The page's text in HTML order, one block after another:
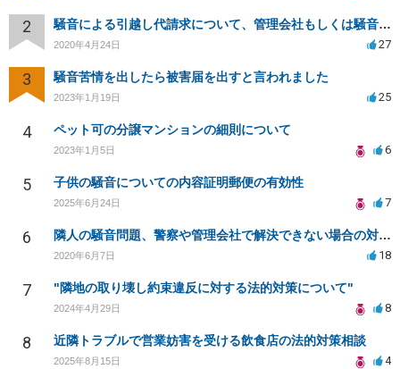
2 騒音による引越し代請求について、管理会社もしくは騒音主から請求できるか？
2020年4月24日 27
3 騒音苦情を出したら被害届を出すと言われました
2023年1月19日 25
4 ペット可の分譲マンションの細則について
2023年1月5日 6
5 子供の騒音についての内容証明郵便の有効性
2025年6月24日 7
6 隣人の騒音問題、警察や管理会社で解決できない場合の対策は？
2020年6月7日 18
7 "隣地の取り壊し約束違反に対する法的対策について"
2024年4月29日 8
8 近隣トラブルで営業妨害を受ける飲食店の法的対策相談
2025年8月15日 4